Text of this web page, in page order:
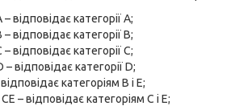
відповідає категорії А;
відповідає категорії В;
відповідає категорії С;
– відповідає категорії D;
категоріям В і Е;
– відповідає категоріям C і Е;